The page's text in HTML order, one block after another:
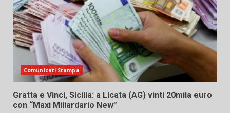
Comunicati Stampa
Gratta e Vinci, Sicilia: a Licata (AG) vinti 20mila euro
con “Maxi Miliardario New”